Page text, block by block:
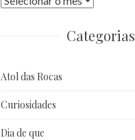
Categorias
Atol das Rocas
Curiosidades
Dia de que